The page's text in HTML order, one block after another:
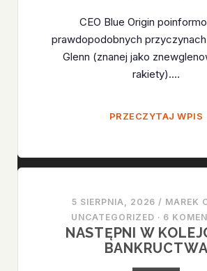
Komary
3.0
CEO Blue Origin
prawdopodobnych
Glenn (znanej jako
rakiety).…
PRZECZYTAJ WPIS
5 SIERPNIA, 2026 / MAREK
UNCATEGORIZED · 6
NASTĘPNI W
BANKRUCTWA